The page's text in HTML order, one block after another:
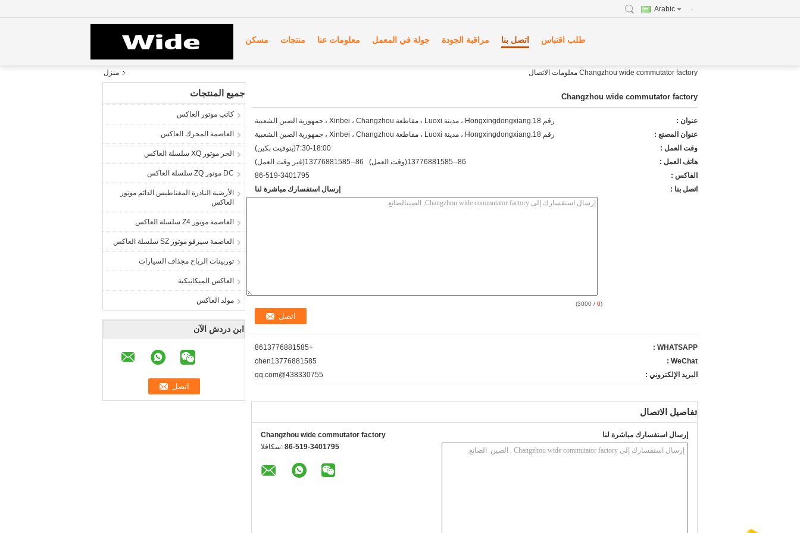
Arabic
مسكن منتجات معلومات عنا جولة في المعمل مراقبة الجودة اتصل بنا طلب اقتباس
منزل Changzhou wide commutator factory معلومات الاتصال
جميع المنتجات
كاتب موتور العاكس
العاصمة المحرك العاكس
الجر موتور XQ سلسلة العاكس
DC موتور ZQ سلسلة العاكس
الأرضية النادرة المغناطيس الدائم موتور
العاكس
العاصمة موتور Z4 سلسلة العاكس
العاصمة سيرفو موتور SZ سلسلة العاكس
توربينات الرياح مجذاف السيارات
العاكس الميكانيكية
مولد العاكس
ابن دردش الآن
Changzhou wide commutator factory
عنوان :
رقم 18.Hongxingdongxiang ، مدينة Luoxi ، مقاطعة Xinbei ، Changzhou ، جمهورية الصين الشعبية
عنوان المصنع :
رقم 18.Hongxingdongxiang ، مدينة Luoxi ، مقاطعة Xinbei ، Changzhou ، جمهورية الصين الشعبية
وقت العمل :
7:30-18:00(بتوقيت بكين)
هاتف العمل :
86--13776881585(وقت العمل) 86--13776881585(غير وقت العمل)
الفاكس :
86-519-3401795
اتصل بنا :
إرسال استفسارك مباشرة لنا
(
0
/ 3000)
WHATSAPP :
+8613776881585
WeChat :
chen13776881585
البريد الإلكتروني :
438330755@qq.com
تفاصيل الاتصال
Changzhou wide commutator factory
الفاكس: 86-519-3401795
إرسال استفسارك مباشرة لنا